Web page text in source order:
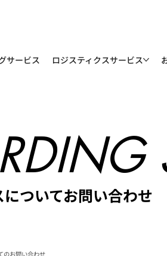
サービス ロジスティクスサービス
ついてお問い合わせ
のお問い合わせ